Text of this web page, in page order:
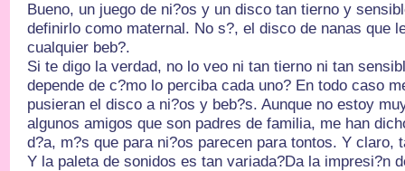
Bueno, un juego de ni?os y un disco tan tierno y
definirlo como maternal. No s?, el disco de nanas que
cualquier beb?.
Si te digo la verdad, no lo veo ni tan tierno ni tan
depende de c?mo lo perciba cada uno? En todo caso
pusieran el disco a ni?os y beb?s. Aunque no estoy
algunos amigos que son padres de familia, me han
d?a, m?s que para ni?os parecen para tontos. Y claro,
Y la paleta de sonidos es tan variada?Da la impresi?n